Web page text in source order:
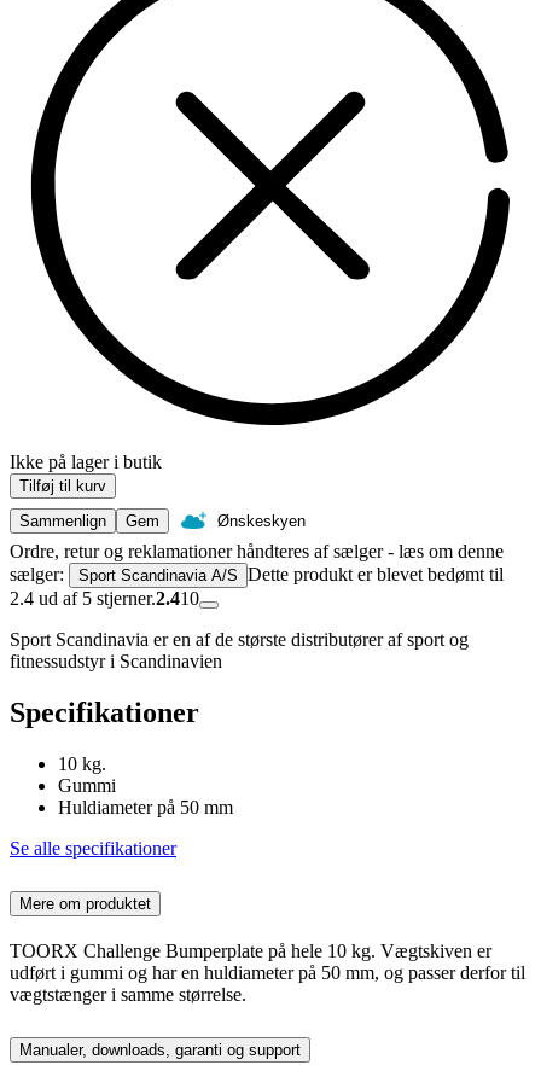
Ikke på lager i butik
Tilføj til kurv
Sammenlign
Gem Ønskeskyen
Ordre, retur og reklamationer håndteres af sælger - læs om denne
sælger:
Sport Scandinavia A/S Dette produkt er blevet bedømt til
2.4 ud af 5 stjerner.2.410
Sport Scandinavia er en af de største distributører af sport og
fitnessudstyr i Scandinavien
Specifikationer
10 kg.
Gummi
Huldiameter på 50 mm
Se alle specifikationer
Mere om produktet
TOORX Challenge Bumperplate på hele 10 kg. Vægtskiven er
udført i gummi og har en huldiameter på 50 mm, og passer derfor til
vægtstænger i samme størrelse.
Manualer, downloads, garanti og support